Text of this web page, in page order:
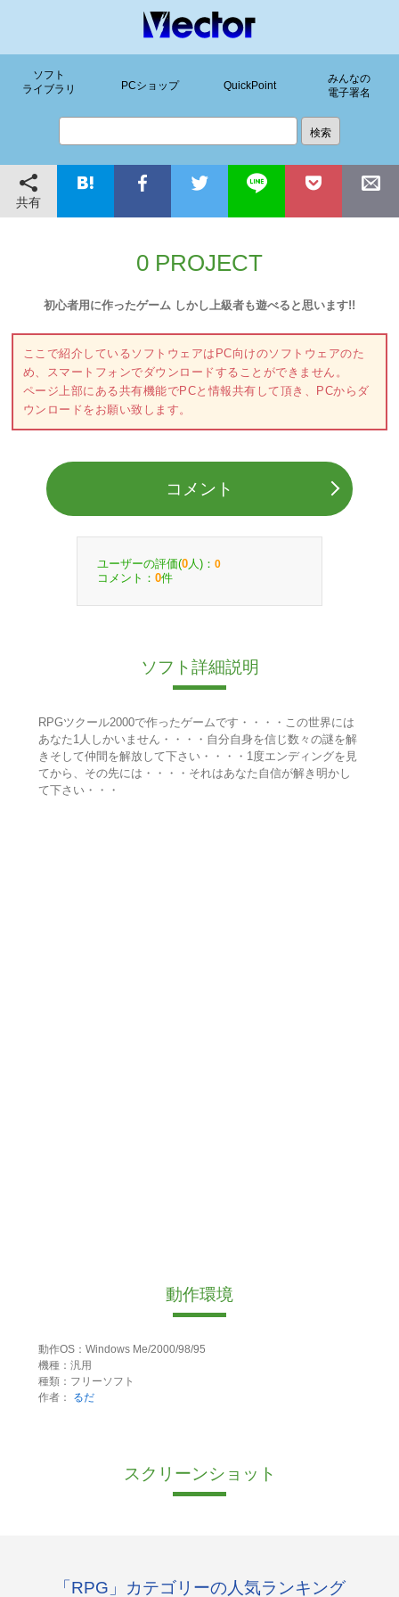
ソフト
ライブラリ
PCショップ QuickPoint
みんなの
電子署名
共有
0 PROJECT
初心者用に作ったゲーム しかし上級者も遊べると思います!!
ここで紹介しているソフトウェアはPC向けのソフトウェアのた
め、スマートフォンでダウンロードすることができません。
ページ上部にある共有機能でPCと情報共有して頂き、PCからダ
ウンロードをお願い致します。
コメント
ユーザーの評価(0 人)： 0
コメント： 0件
ソフト詳細説明
RPGツクール2000で作ったゲームです・・・・この世界には
あなた1人しかいません・・・・自分自身を信じ数々の謎を解
きそして仲間を解放して下さい・・・・1度エンディングを見
てから、その先には・・・・それはあなた自信が解き明かし
て下さい・・・
動作環境
動作OS：Windows Me/2000/98/95
機種：汎用
種類：フリーソフト
作者：
るだ
スクリーンショット
「RPG」カテゴリーの人気ランキング